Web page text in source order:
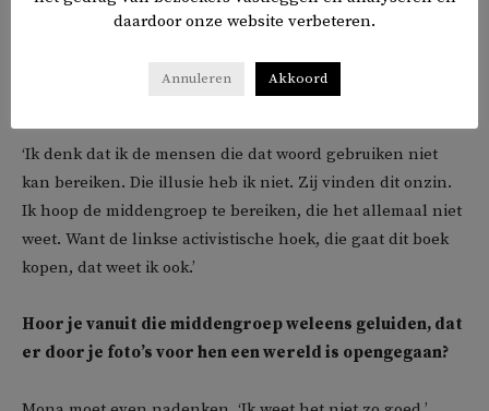
Wil je met dit boek ook strijden tegen dat soort
termen, zoals ‘gelukszoeker’?
‘Ik denk dat ik de mensen die dat woord gebruiken niet
kan bereiken. Die illusie heb ik niet. Zij vinden dit onzin.
Ik hoop de middengroep te bereiken, die het allemaal niet
weet. Want de linkse activistische hoek, die gaat dit boek
kopen, dat weet ik ook.’
Hoor je vanuit die middengroep weleens geluiden, dat
er door je foto’s voor hen een wereld is opengegaan?
daardoor onze website verbeteren.
Annuleren Akkoord